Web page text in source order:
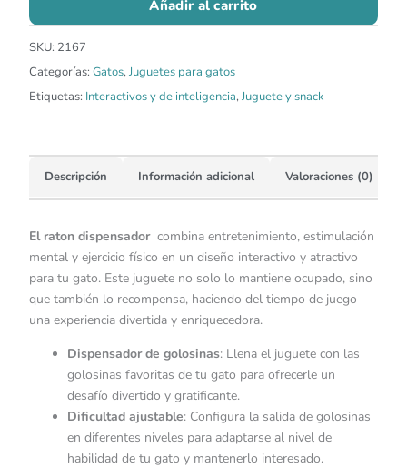
Añadir al carrito
SKU: 2167
Categorías: Gatos,Juguetes para gatos
Etiquetas: Interactivos y de inteligencia,Juguete y snack
Descripción Información adicional Valoraciones (0)
El raton dispensador combina entretenimiento, estimulación
mental y ejercicio físico en un diseño interactivo y atractivo
para tu gato. Este juguete no solo lo mantiene ocupado, sino
que también lo recompensa, haciendo del tiempo de juego
una experiencia divertida y enriquecedora.
Dispensador de golosinas: Llena el juguete con las
golosinas favoritas de tu gato para ofrecerle un
desafío divertido y gratificante.
Dificultad ajustable: Configura la salida de golosinas
en diferentes niveles para adaptarse al nivel de
habilidad de tu gato y mantenerlo interesado.